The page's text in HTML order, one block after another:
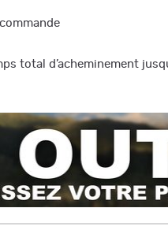
total d’acheminement